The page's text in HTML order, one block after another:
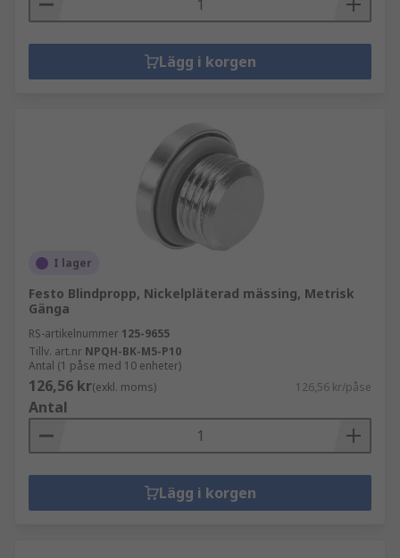
Lägg i korgen
I lager
Festo Blindpropp, Nickelpläterad mässing, Metrisk
Gänga
RS-artikelnummer 125-9655
Tillv. art.nr NPQH-BK-M5-P10
Antal (1 påse med 10 enheter)
126,56 kr(exkl. moms) 126,56 kr/påse
Antal
Lägg i korgen